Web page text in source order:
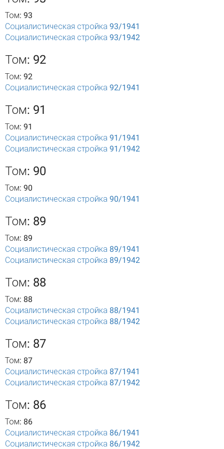
Том: 93
Социалистическая стройка 93/1941
Социалистическая стройка 93/1942
Том: 92
Том: 92
Социалистическая стройка 92/1941
Том: 91
Том: 91
Социалистическая стройка 91/1941
Социалистическая стройка 91/1942
Том: 90
Том: 90
Социалистическая стройка 90/1941
Том: 89
Том: 89
Социалистическая стройка 89/1941
Социалистическая стройка 89/1942
Том: 88
Том: 88
Социалистическая стройка 88/1941
Социалистическая стройка 88/1942
Том: 87
Том: 87
Социалистическая стройка 87/1941
Социалистическая стройка 87/1942
Том: 86
Том: 86
Социалистическая стройка 86/1941
Социалистическая стройка 86/1942